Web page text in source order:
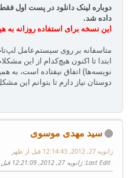
دوباره لینک دانلود در پست اول
داده شد.
این نسخه برای استفاده روزانه
ابتدا تا اکنون هیچ‌کدام از این
نویسه‌ها) اتفاق نیفتاده است، به
دوستان نیاز دارم تا بتوانم این
سید مهدی موسوی
ژانویه 27, 2012, 12:14:43 قبل از ظهر
Last Edit: ژانویه 27, 2012, 12:21:09 قبل از ظهر by سید مهدی موسوی